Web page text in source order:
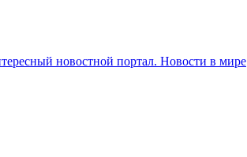
новостной портал. Новости в мире